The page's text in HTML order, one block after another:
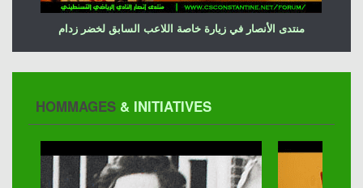
منتدى الأنصار في زيارة خاصة اللاعب السابق لخضر زدام
HOMMAGES & INITIATIVES